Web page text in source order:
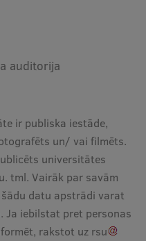
auditorija
ir publiska iestāde,
un/ vai filmēts.
universitātes
tml. Vairāk par savām
datu apstrādi varat
. Ja iebilstat pret personas
rakstot uz rsu